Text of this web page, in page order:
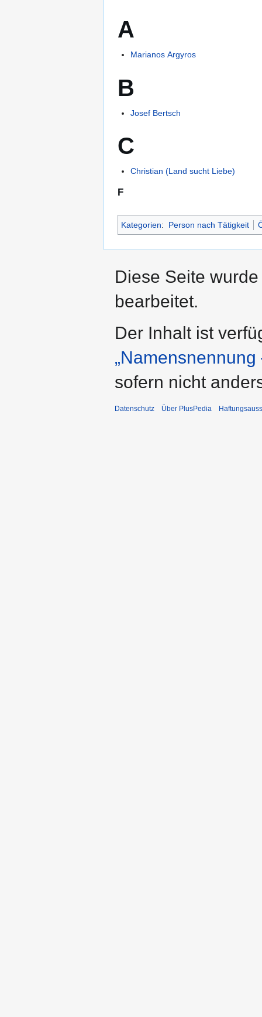
A
Marianos Argyros
B
Josef Bertsch
C
Christian (Land sucht Liebe)
F
Kategorien: Person nach Tätigkeit
Diese Seite
bearbeitet.
Der Inhalt ist
sofern nicht
Datenschutz Über PlusPedia